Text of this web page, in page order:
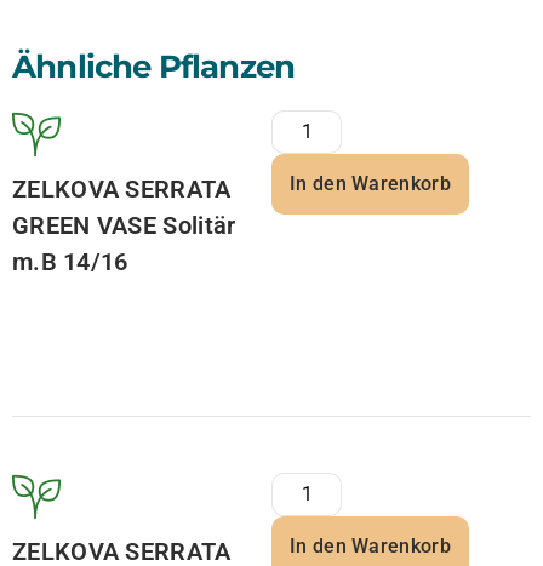
Ähnliche Pflanzen
ZELKOVA SERRATA
GREEN VASE Solitär
m.B 14/16
In den Warenkorb
ZELKOVA SERRATA
In den Warenkorb